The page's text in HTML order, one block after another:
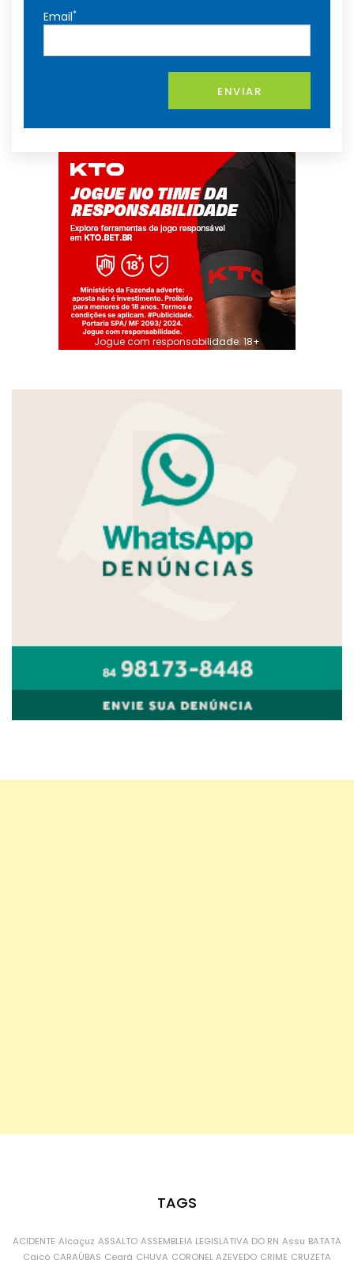
Email*
ENVIAR
Jogue com responsabilidade. 18+
TAGS
ACIDENTE Alcaçuz ASSALTO ASSEMBLEIA LEGISLATIVA DO RN Assu BATATA
Caicó CARAÚBAS Ceará CHUVA CORONEL AZEVEDO CRIME CRUZETA